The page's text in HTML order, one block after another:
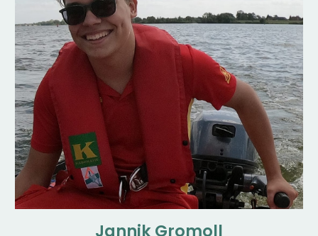
Jannik Gromoll